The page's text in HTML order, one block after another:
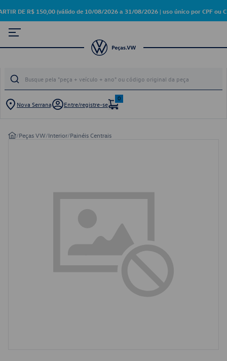
DE R$ 150,00 (válido de 10/08/2026 a 31/08/2026 | uso único por CPF ou
Nova Serrana Entre/registre-se
0
/Peças VW/Interior/Painéis Centrais